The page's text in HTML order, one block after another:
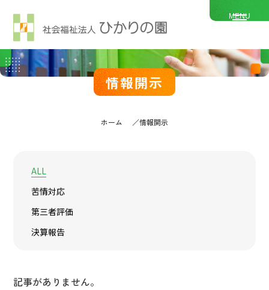
MENU
情報開示
ホーム 情報開示
ALL
苦情対応
第三者評価
決算報告
記事がありません。